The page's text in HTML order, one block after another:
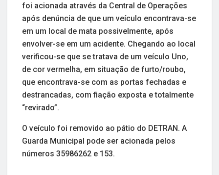
foi acionada através da Central de Operações
após denúncia de que um veículo encontrava-se
em um local de mata possivelmente, após
envolver-se em um acidente. Chegando ao local
verificou-se que se tratava de um veículo Uno,
de cor vermelha, em situação de furto/roubo,
que encontrava-se com as portas fechadas e
destrancadas, com fiação exposta e totalmente
“revirado”.
O veículo foi removido ao pátio do DETRAN. A
Guarda Municipal pode ser acionada pelos
números 35986262 e 153.